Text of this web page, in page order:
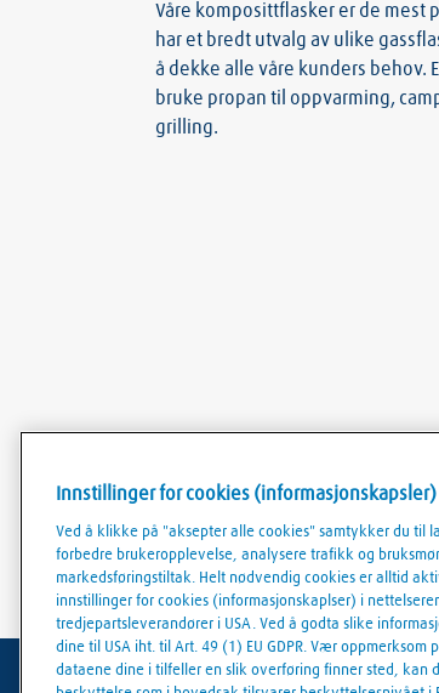
Våre komposittflasker er de mest
har et bredt utvalg av ulike
å dekke alle våre kunders behov.
bruke propan til oppvarming,
grilling.
Innstillinger for cookies (informasjonskapsler)
Ved å klikke på "aksepter alle cookies" samtykker du til
forbedre brukeropplevelse, analysere trafikk og
markedsføringstiltak. Helt nødvendig cookies er alltid
innstillinger for cookies (informasjonskaplser) i
tredjepartsleverandører i USA. Ved å godta slike
dine til USA iht. til Art. 49 (1) EU GDPR. Vær
dataene dine i tilfeller en slik overføring finner sted,